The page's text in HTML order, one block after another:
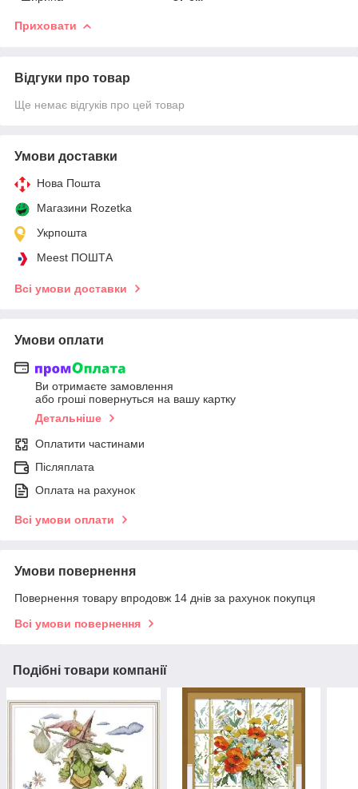
Приховати
Відгуки про товар
Ще немає відгуків про цей товар
Умови доставки
Нова Пошта
Магазини Rozetka
Укрпошта
Meest ПОШТА
Всі умови доставки
Умови оплати
Ви отримаєте замовлення
або гроші повернуться на вашу картку
Детальніше
Оплатити частинами
Післяплата
Оплата на рахунок
Всі умови оплати
Умови повернення
Повернення товару впродовж 14 днів за рахунок покупця
Всі умови повернення
Подібні товари компанії